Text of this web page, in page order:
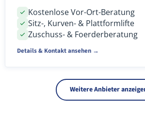
Kostenlose Vor-Ort-Beratung
Sitz-, Kurven- & Plattformlifte
Zuschuss- & Foerderberatung
Details & Kontakt ansehen →
Weitere Anbieter